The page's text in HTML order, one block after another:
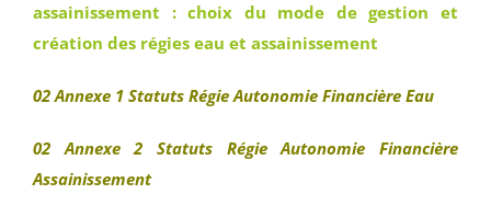
assainissement : choix du mode de gestion et
création des régies eau et assainissement
02 Annexe 1 Statuts Régie Autonomie Financière Eau
02 Annexe 2 Statuts Régie Autonomie Financière
Assainissement